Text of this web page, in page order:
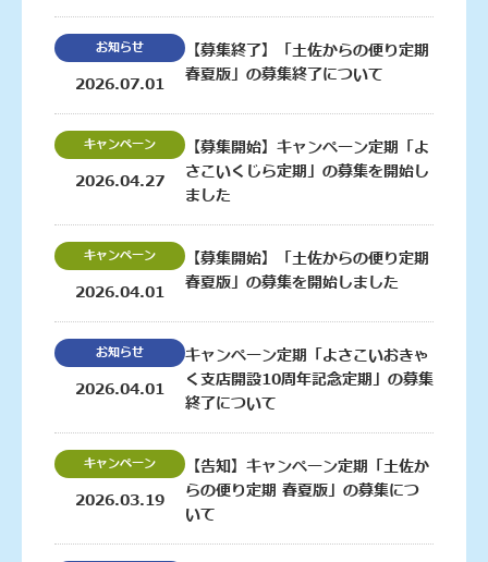
お知らせ
2026.07.01
【募集終了】「土佐からの便り定期
春夏版」の募集終了について
キャンペーン
2026.04.27
【募集開始】キャンペーン定期「よ
さこいくじら定期」の募集を開始し
ました
キャンペーン
2026.04.01
【募集開始】「土佐からの便り定期
春夏版」の募集を開始しました
お知らせ
2026.04.01
キャンペーン定期「よさこいおきゃ
く支店開設10周年記念定期」の募集
終了について
キャンペーン
2026.03.19
【告知】キャンペーン定期「土佐か
らの便り定期 春夏版」の募集につ
いて